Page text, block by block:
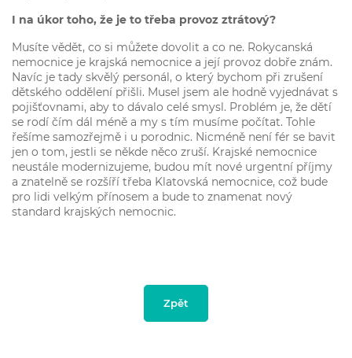
I na úkor toho, že je to třeba provoz ztrátový?
Musíte vědět, co si můžete dovolit a co ne. Rokycanská
nemocnice je krajská nemocnice a její provoz dobře znám.
Navíc je tady skvělý personál, o který bychom při zrušení
dětského oddělení přišli. Musel jsem ale hodně vyjednávat s
pojišťovnami, aby to dávalo celé smysl. Problém je, že dětí
se rodí čím dál méně a my s tím musíme počítat. Tohle
řešíme samozřejmě i u porodnic. Nicméně není fér se bavit
jen o tom, jestli se někde něco zruší. Krajské nemocnice
neustále modernizujeme, budou mít nové urgentní příjmy
a znatelně se rozšíří třeba Klatovská nemocnice, což bude
pro lidi velkým přínosem a bude to znamenat nový
standard krajských nemocnic.
Zpět